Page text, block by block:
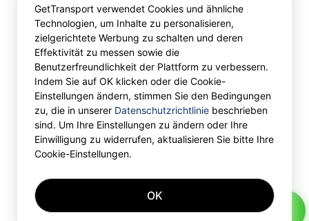
GetTransport verwendet Cookies und ähnliche
Technologien, um Inhalte zu personalisieren,
zielgerichtete Werbung zu schalten und deren
Effektivität zu messen sowie die
Benutzerfreundlichkeit der Plattform zu verbessern.
Indem Sie auf OK klicken oder die Cookie-
Einstellungen ändern, stimmen Sie den Bedingungen
zu, die in unserer Datenschutzrichtlinie beschrieben
sind. Um Ihre Einstellungen zu ändern oder Ihre
Einwilligung zu widerrufen, aktualisieren Sie bitte Ihre
Cookie-Einstellungen.
OK